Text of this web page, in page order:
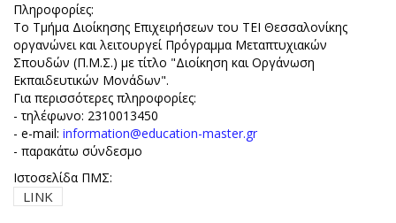
Πληροφορίες:
Το Τμήμα Διοίκησης Επιχειρήσεων του ΤΕΙ Θεσσαλονίκης
οργανώνει και λειτουργεί Πρόγραμμα Μεταπτυχιακών
Σπουδών (Π.Μ.Σ.) με τίτλο "Διοίκηση και Οργάνωση
Εκπαιδευτικών Μονάδων".
Για περισσότερες πληροφορίες:
- τηλέφωνο: 2310013450
- e-mail: information@education-master.gr
- παρακάτω σύνδεσμο
Ιστοσελίδα ΠΜΣ:
LINK